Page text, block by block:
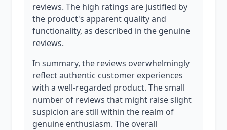
reviews. The high ratings are justified by
the product's apparent quality and
functionality, as described in the genuine
reviews.
In summary, the reviews overwhelmingly
reflect authentic customer experiences
with a well-regarded product. The small
number of reviews that might raise slight
suspicion are still within the realm of
genuine enthusiasm. The overall